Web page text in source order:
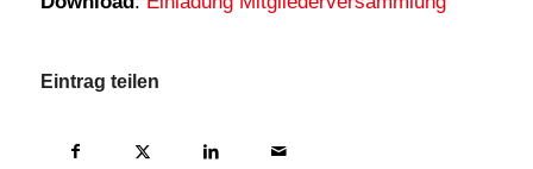
Eintrag teilen